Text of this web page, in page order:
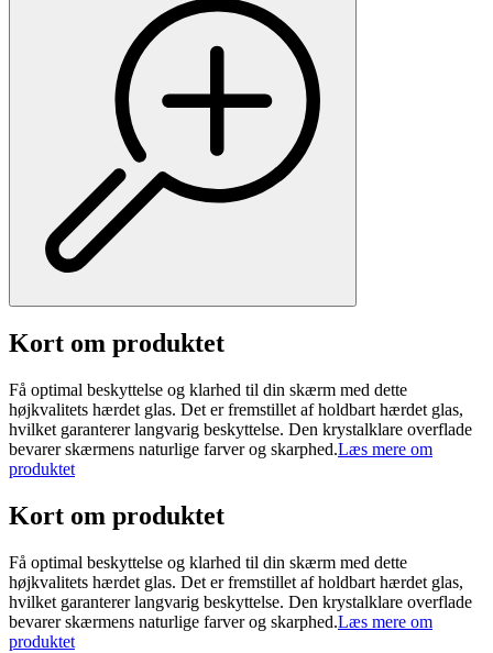
Kort om produktet
Få optimal beskyttelse og klarhed til din skærm med dette
højkvalitets hærdet glas. Det er fremstillet af holdbart hærdet glas,
hvilket garanterer langvarig beskyttelse. Den krystalklare overflade
bevarer skærmens naturlige farver og skarphed.Læs mere om
produktet
Kort om produktet
Få optimal beskyttelse og klarhed til din skærm med dette
højkvalitets hærdet glas. Det er fremstillet af holdbart hærdet glas,
hvilket garanterer langvarig beskyttelse. Den krystalklare overflade
bevarer skærmens naturlige farver og skarphed.Læs mere om
produktet